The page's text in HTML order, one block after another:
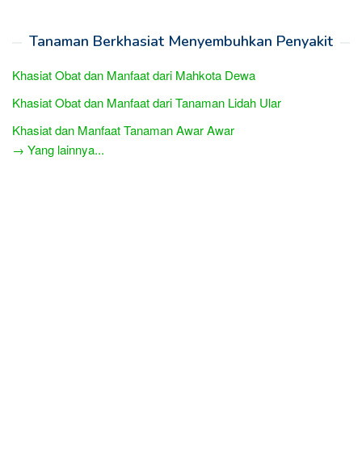
Tanaman Berkhasiat Menyembuhkan Penyakit
Khasiat Obat dan Manfaat dari Mahkota Dewa
Khasiat Obat dan Manfaat dari Tanaman Lidah Ular
Khasiat dan Manfaat Tanaman Awar Awar
→ Yang lainnya...